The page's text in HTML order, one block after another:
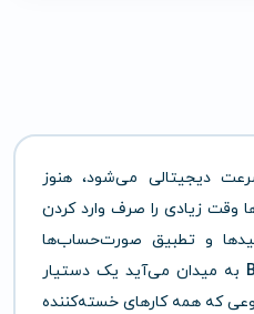
دیجیتالی می‌شود، هنوز
وقت زیادی را صرف وارد کردن
و تطبیق صورت‌حساب‌ها
به میدان می‌آید یک دستیار
که همه کارهای خسته‌کننده